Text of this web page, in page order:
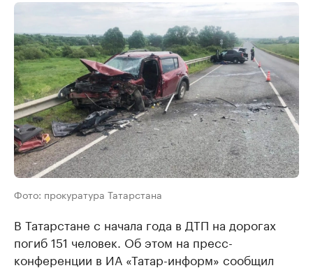
Фото: прокуратура Татарстана
В Татарстане с начала года в ДТП на дорогах
погиб 151 человек. Об этом на пресс-
конференции в ИА «Татар-информ» сообщил